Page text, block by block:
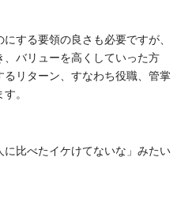
する要領の良さも必要ですが、
バリューを高くしていった方
リターン、すなわち役職、管掌
。
に比べたイケけてないな」みたい